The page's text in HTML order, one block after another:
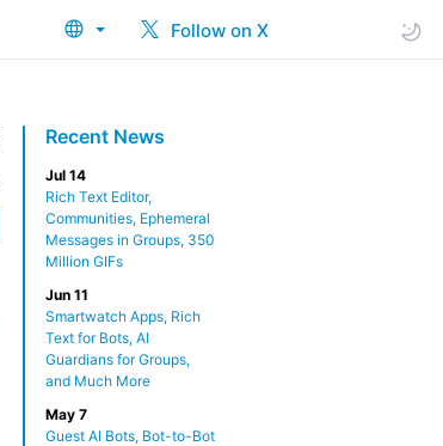
Follow on X
Recent News
Jul 14
Rich Text Editor,
Communities, Ephemeral
Messages in Groups, 350
Million GIFs
Jun 11
Smartwatch Apps, Rich
Text for Bots, AI
Guardians for Groups,
and Much More
May 7
Guest AI Bots, Bot-to-Bot